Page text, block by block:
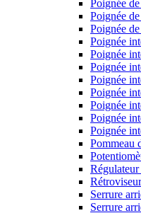
Poignée
Poignée
Poignée
Poignée
Poignée
Poignée
Poignée
Poignée
Poignée
Poignée
Poignée
Pommeau
Régulateur
Serrure
Serrure